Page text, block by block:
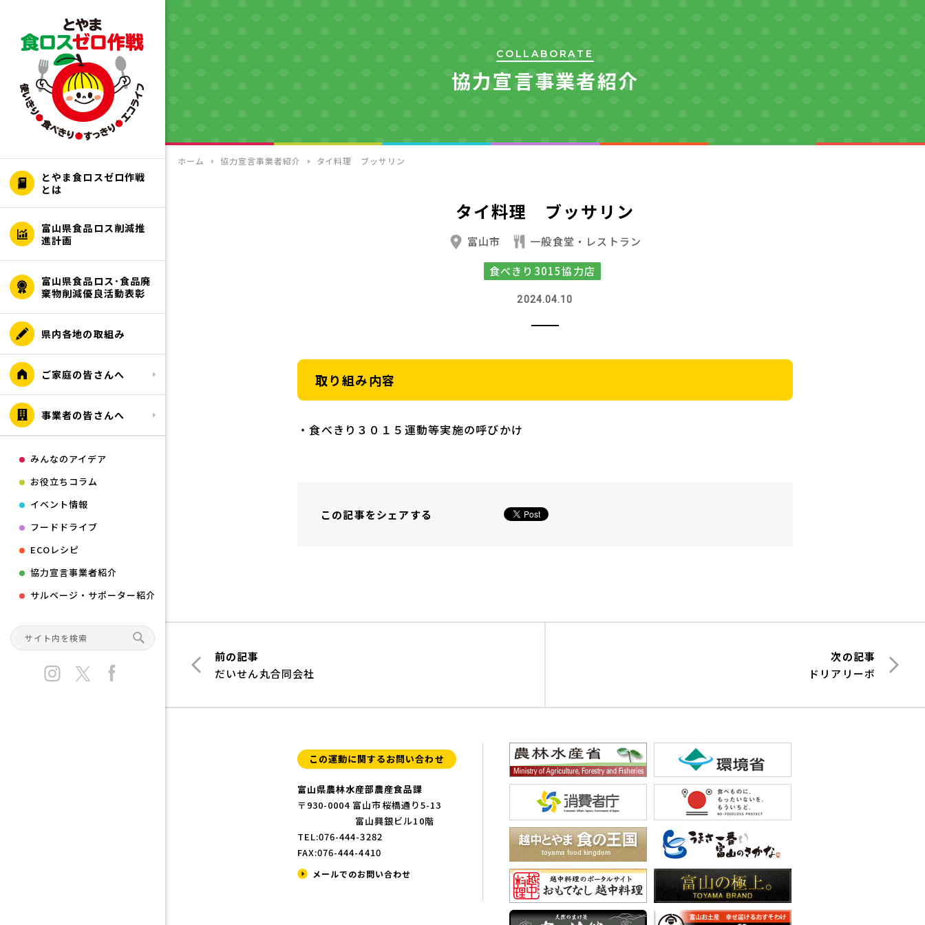
とやま食ロスゼロ作戦
とは
富山県食品ロス削減推
進計画
富山県食品ロス･食品廃
棄物削減優良活動表彰
県内各地の取組み
ご家庭の皆さんへ
事業者の皆さんへ
みんなのアイデア
お役立ちコラム
イベント情報
フードドライブ
ECOレシピ
協力宣言事業者紹介
サルベージ・サポーター紹介
COLLABORATE
協力宣言事業者紹介
ホーム 協力宣言事業者紹介 タイ料理 ブッサリン
タイ料理 ブッサリン
富山市 一般食堂・レストラン
食べきり3015協力店
2024.04.10
取り組み内容
・食べきり３０１５運動等実施の呼びかけ
この記事をシェアする
前の記事
だいせん丸合同会社
次の記事
ドリアリーボ
この運動に関するお問い合わせ
富山県農林水産部農産食品課
〒930-0004 富山市桜橋通り5-13
富山興銀ビル10階
TEL:076-444-3282
FAX:076-444-4410
メールでのお問い合わせ